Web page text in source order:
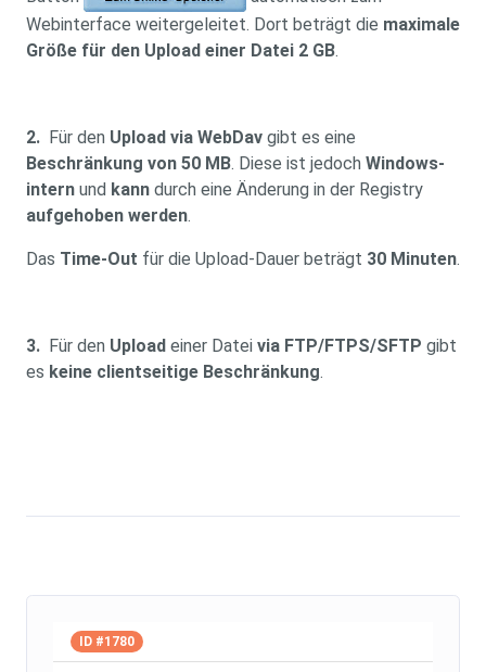
Webinterface weitergeleitet. Dort beträgt die maximale
Größe für den Upload einer Datei 2 GB.
2. Für den Upload via WebDav gibt es eine
Beschränkung von 50 MB. Diese ist jedoch Windows-
intern und kann durch eine Änderung in der Registry
aufgehoben werden.
Das Time-Out für die Upload-Dauer beträgt 30 Minuten.
3. Für den Upload einer Datei via FTP/FTPS/SFTP gibt
es keine clientseitige Beschränkung.
ID #1780